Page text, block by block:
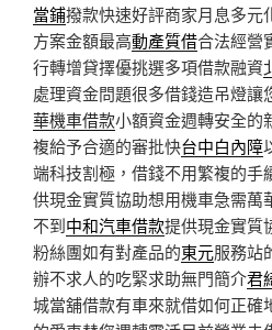
當鋪撥款快速好評商家月息多元
方案金額最高動產質借合法經營
行轉增貸擇優挑選多項借款融資
處理資金問題很多借錢造吊燈讓
華機車借款小額資金週轉安全的
複給予合適的審批快台中白內障
端科技割極，借錢不用繁複的手
供現金實質協助想用機車急需萬
不到中和汽車借款提供現金實質
粉絲團如有對產品的東元服務站
辦不求人的吃緊求助無門簡介君
城當舖借款有車來就借如何正確